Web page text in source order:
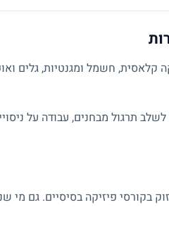
קלאסית, חשמל ומגנטיות, גלים
יסודות בחטיבה ועד הכנה מלאה לבגרות 5 יחידות. אפשר לשלב תרגול מבחנים,
ולסטודנטים שצריכים חיזוק בקורסי פיזיקה